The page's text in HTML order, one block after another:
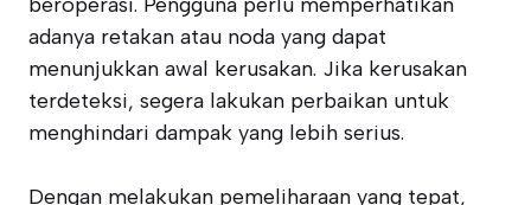
adanya retakan atau noda yang dapat
menunjukkan awal kerusakan. Jika kerusakan
terdeteksi, segera lakukan perbaikan untuk
menghindari dampak yang lebih serius.
Dengan melakukan pemeliharaan yang tepat,